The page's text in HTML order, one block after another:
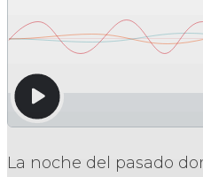
La noche del pasado